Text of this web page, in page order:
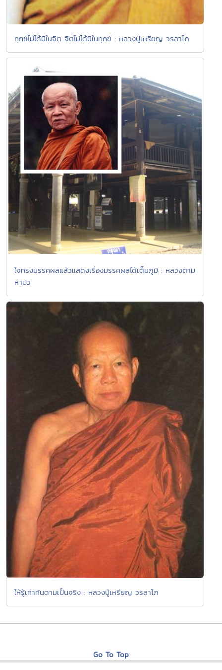
ทุกข์ไม่ได้มีในจิต จิตไม่ได้มีในทุกข์ : หลวงปู่เหรียญ วรลาโภ
ใจทรงมรรคผลแล้วแสดงเรื่องมรรคผลได้เต็มภูมิ : หลวงตาม
หาบัว
ให้รู้เท่าทันตามเป็นจริง : หลวงปู่เหรียญ วรลาโภ
Go To Top